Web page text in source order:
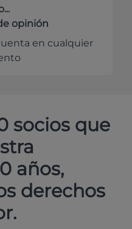
opinión
en cualquier
socios que
años,
derechos